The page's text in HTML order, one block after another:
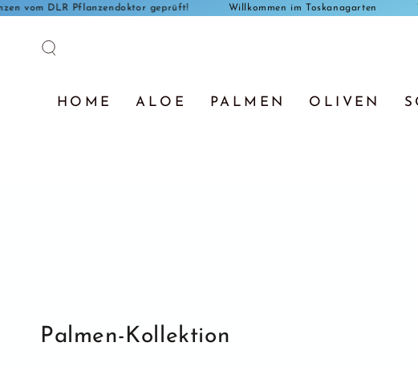
ZUM INHALT
alle Pflanzen vom DLR Pflanzendoktor geprüft! Willkommen im
HOME ALOE PALMEN OLIVEN
Palmen-Kollektion